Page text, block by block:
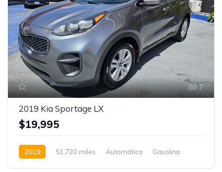
7
2019 Kia Sportage LX
$19,995
2019 51,720 miles Automática Gasolina